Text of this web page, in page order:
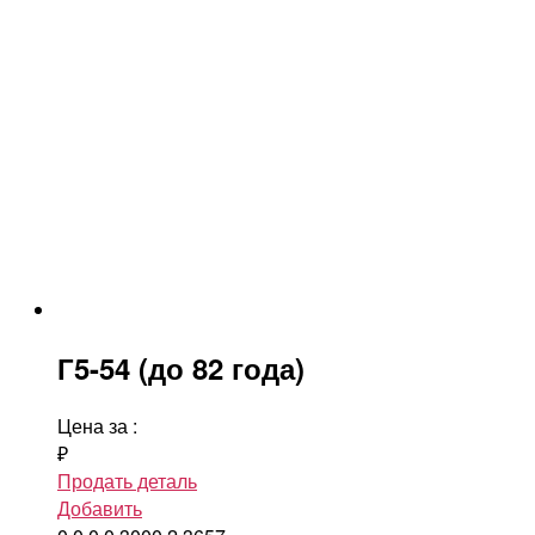
Г5-54 (до 82 года)
Цена за :
₽
Продать деталь
Добавить